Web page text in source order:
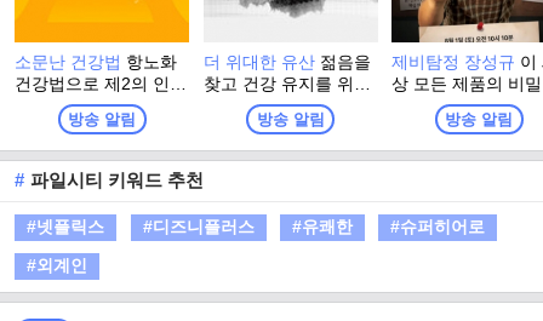
소문난 건강법 항노화
건강법으로 제2의 인생
을 활기차게 시작한 사
람들, 그들이 전하는 나
만의 건강법 이야기
방송 알림
더 위대한 유산 젊음을
찾고 건강 유지를 위해
그들이 찾은 최고의 건
강법! 더 위대한 유산의
정체는? 백세시대, 건
프로젝트 프로그램
방송 알림
제비탐정 장성규 이
상 모든 제품의 비
파헤쳐라! 잠들어
추리력을 깨워, 현
가장 HOT 한 곳들
성규의 ‘비지니스
프로젝트’가 시작된
방송 알림
# 파일시티 키워드 추천
#넷플릭스 #디즈니플러스 #유쾌한
#슈퍼히어로
#외계인